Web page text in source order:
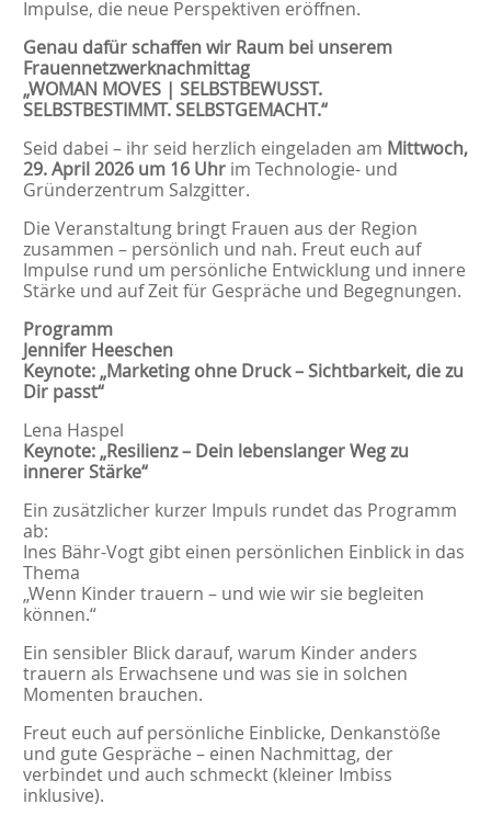
Impulse, die neue Perspektiven eröffnen.
Genau dafür schaffen wir Raum bei unserem
Frauennetzwerknachmittag
„WOMAN MOVES | SELBSTBEWUSST.
SELBSTBESTIMMT. SELBSTGEMACHT.“
Seid dabei – ihr seid herzlich eingeladen am Mittwoch,
29. April 2026 um 16 Uhrim Technologie- und
Gründerzentrum Salzgitter.
Die Veranstaltung bringt Frauen aus der Region
zusammen – persönlich und nah. Freut euch auf
Impulse rund um persönliche Entwicklung und innere
Stärke und auf Zeit für Gespräche und Begegnungen.
Programm
Jennifer Heeschen
Keynote: „Marketing ohne Druck – Sichtbarkeit, die zu
Dir passt“
Lena Haspel
Keynote: „Resilienz – Dein lebenslanger Weg zu
innerer Stärke“
Ein zusätzlicher kurzer Impuls rundet das Programm
ab:
Ines Bähr-Vogt gibt einen persönlichen Einblick in das
Thema
„Wenn Kinder trauern – und wie wir sie begleiten
können.“
Ein sensibler Blick darauf, warum Kinder anders
trauern als Erwachsene und was sie in solchen
Momenten brauchen.
Freut euch auf persönliche Einblicke, Denkanstöße
und gute Gespräche – einen Nachmittag, der
verbindet und auch schmeckt (kleiner Imbiss
inklusive).